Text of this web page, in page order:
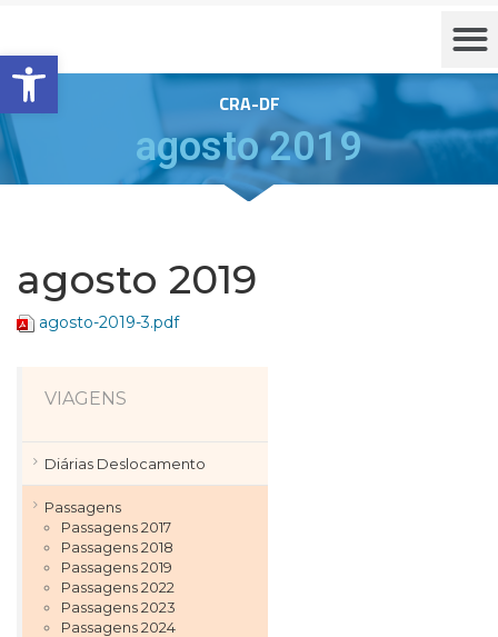
Barra de Ferramentas Aberta
CRA-DF
agosto 2019
agosto 2019
agosto-2019-3.pdf
VIAGENS
Diárias Deslocamento
Passagens
Passagens 2017
Passagens 2018
Passagens 2019
Passagens 2022
Passagens 2023
Passagens 2024